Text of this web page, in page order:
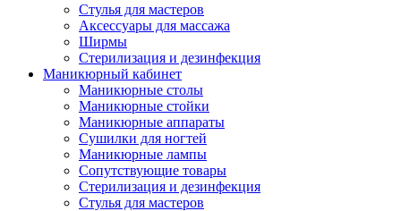
Стулья для мастеров
Аксессуары для массажа
Ширмы
Стерилизация и дезинфекция
Маникюрный кабинет
Маникюрные столы
Маникюрные стойки
Маникюрные аппараты
Сушилки для ногтей
Маникюрные лампы
Сопутствующие товары
Стерилизация и дезинфекция
Стулья для мастеров